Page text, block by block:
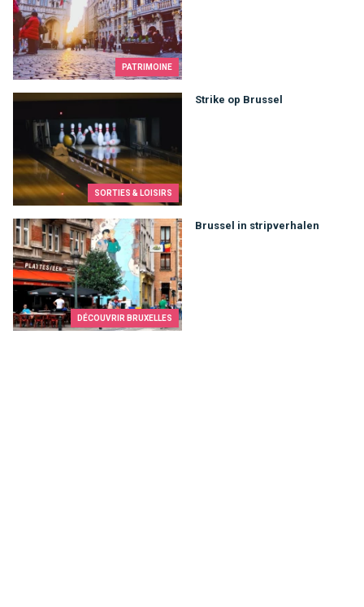
PATRIMOINE
SORTIES & LOISIRS
Strike op Brussel
Strike op Brussel
DÉCOUVRIR BRUXELLES
Brussel in stripverhalen
Brussel in stripverhalen